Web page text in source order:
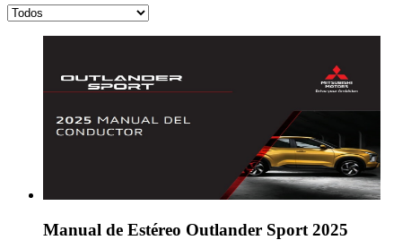
Manual de Estéreo Outlander Sport 2025